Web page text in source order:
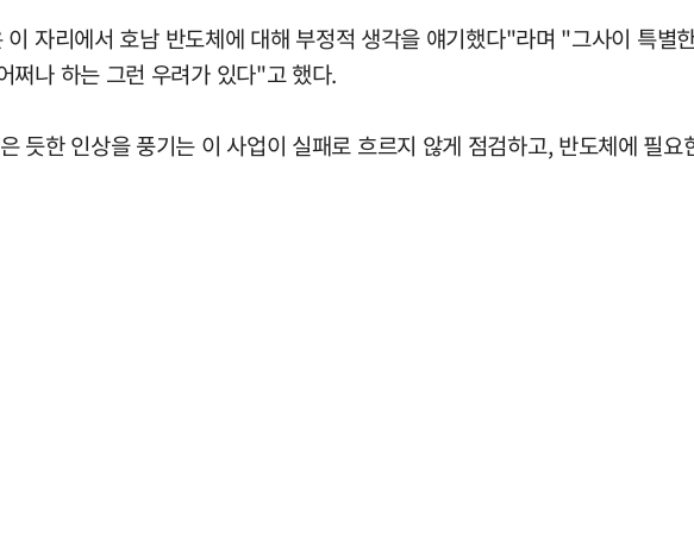
자리에서 호남 반도체에 대해 부정적 생각을 얘기했다"라며 "그사이 특
쩌나 하는 그런 우려가 있다"고 했다.
듯한 인상을 풍기는 이 사업이 실패로 흐르지 않게 점검하고, 반도체에 필